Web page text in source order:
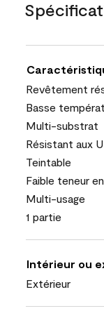
Revêtement
Basse
Multi-substrat
Résistant aux
Teintable
Faible teneur
Multi-usage
1 partie
Intérieur ou
Extérieur